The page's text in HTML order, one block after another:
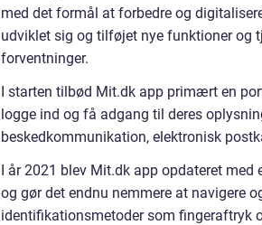
med det formål at forbedre og
udviklet sig og tilføjet nye funktioner og
forventninger.
I starten tilbød Mit.dk app primært en
logge ind og få adgang til deres
beskedkommunikation, elektronisk
I år 2021 blev Mit.dk app opdateret med
og gør det endnu nemmere at navigere
identifikationsmetoder som fingeraftryk